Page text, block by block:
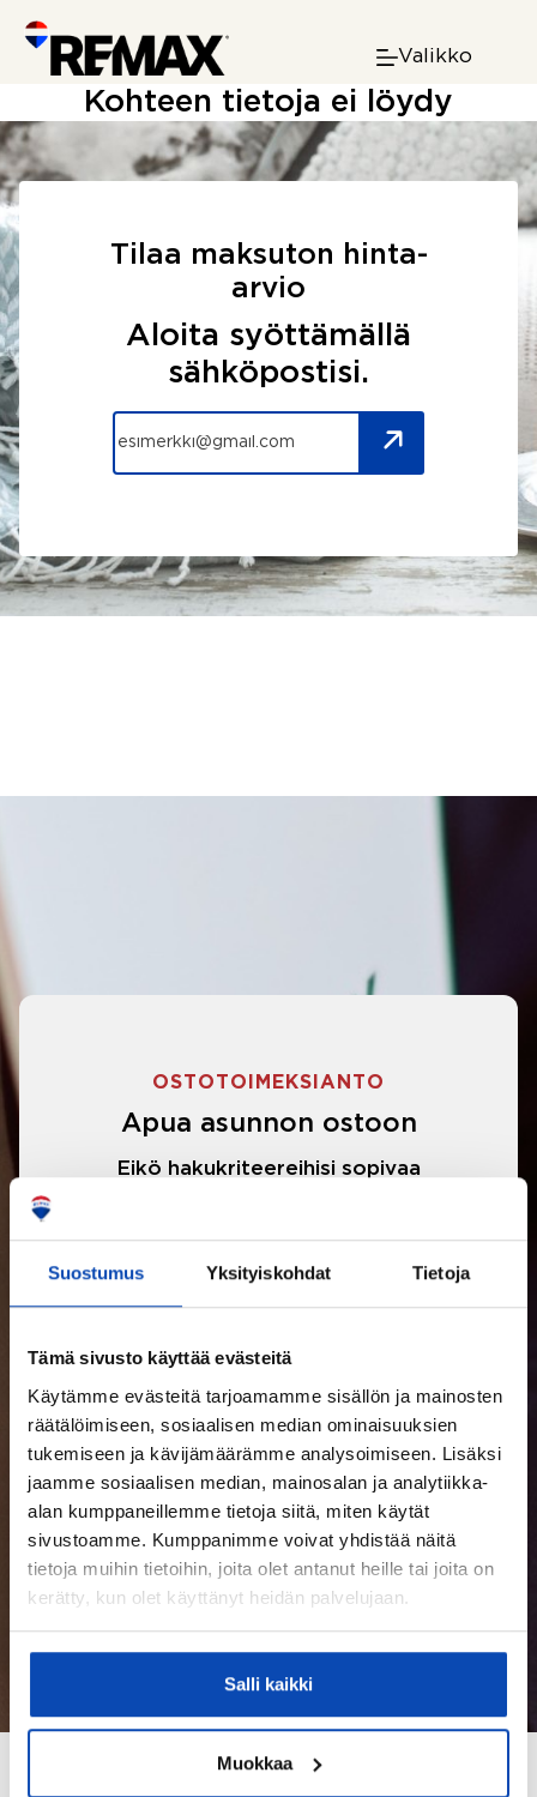
Suostumus Yksityiskohdat Tietoja
Tämä sivusto käyttää evästeitä
Käytämme evästeitä tarjoamamme sisällön ja mainosten
räätälöimiseen, sosiaalisen median ominaisuuksien
tukemiseen ja kävijämäärämme analysoimiseen. Lisäksi
jaamme sosiaalisen median, mainosalan ja analytiikka-
alan kumppaneillemme tietoja siitä, miten käytät
sivustoamme. Kumppanimme voivat yhdistää näitä
tietoja muihin tietoihin, joita olet antanut heille tai joita on
kerätty, kun olet käyttänyt heidän palvelujaan.
Salli kaikki
Muokkaa
content
Valikko
Kohteen tietoja ei löydy
Tilaa maksuton hinta-
arvio
Aloita syöttämällä
sähköpostisi.
OSTOTOIMEKSIANTO
Apua asunnon ostoon
Eikö hakukriteereihisi sopivaa
LUE LISÄÄ